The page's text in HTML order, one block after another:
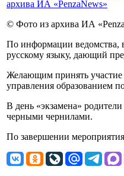
© Фото из архива ИА
По информации ведомства,
русскому языку, дающий
Желающим принять участие
управления образованием
В день «экзамена»
черными чернилами.
По завершении